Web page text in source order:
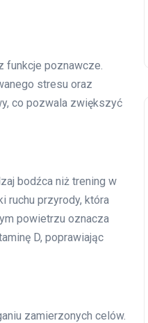
funkcje poznawcze.
stresu oraz
co pozwala zwiększyć
bodźca niż trening w
ruchu przyrody, która
powietrzu oznacza
D, poprawiając
zamierzonych celów.